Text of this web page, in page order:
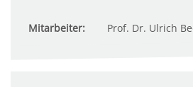
Mitarbeiter: Prof. Dr. Ulrich